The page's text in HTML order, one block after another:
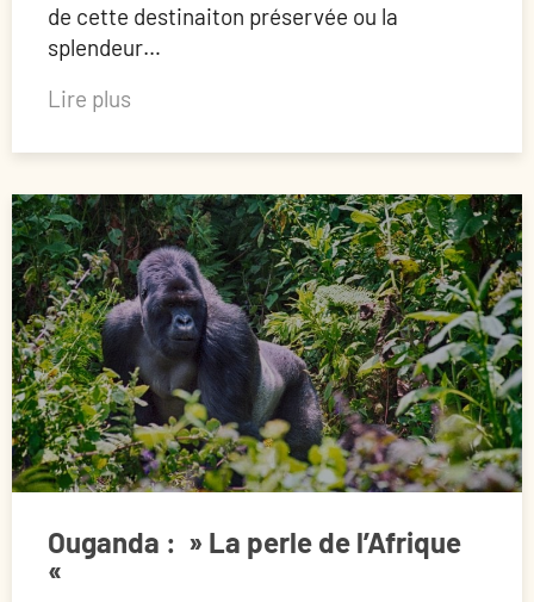
de cette destinaiton préservée ou la
splendeur…
Lire plus
Ouganda : » La perle de l’Afrique
«